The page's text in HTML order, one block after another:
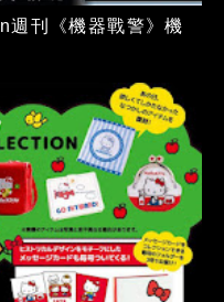
刊《機器戰警》機